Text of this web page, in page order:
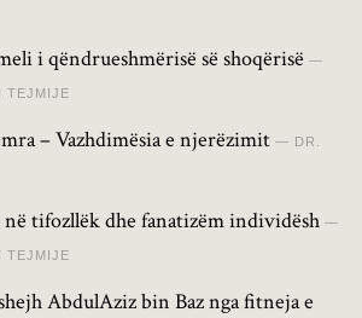
i qëndrueshmërisë së shoqërisë
TEJMIJE
– Vazhdimësia e njerëzimit DR.
tifozllëk dhe fanatizëm individësh
TEJMIJE
AbdulAziz bin Baz nga fitneja e